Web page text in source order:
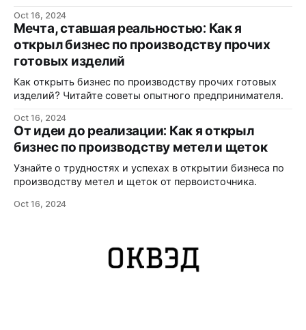
Oct 16, 2024
Мечта, ставшая реальностью: Как я
открыл бизнес по производству прочих
готовых изделий
Как открыть бизнес по производству прочих готовых
изделий? Читайте советы опытного предпринимателя.
Oct 16, 2024
От идеи до реализации: Как я открыл
бизнес по производству метел и щеток
Узнайте о трудностях и успехах в открытии бизнеса по
производству метел и щеток от первоисточника.
Oct 16, 2024